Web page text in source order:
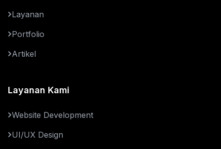
Layanan
Portfolio
Artikel
Layanan Kami
Website Development
UI/UX Design